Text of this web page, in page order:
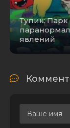
Тупик: Парк
явлений